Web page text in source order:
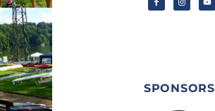
SPONSORS